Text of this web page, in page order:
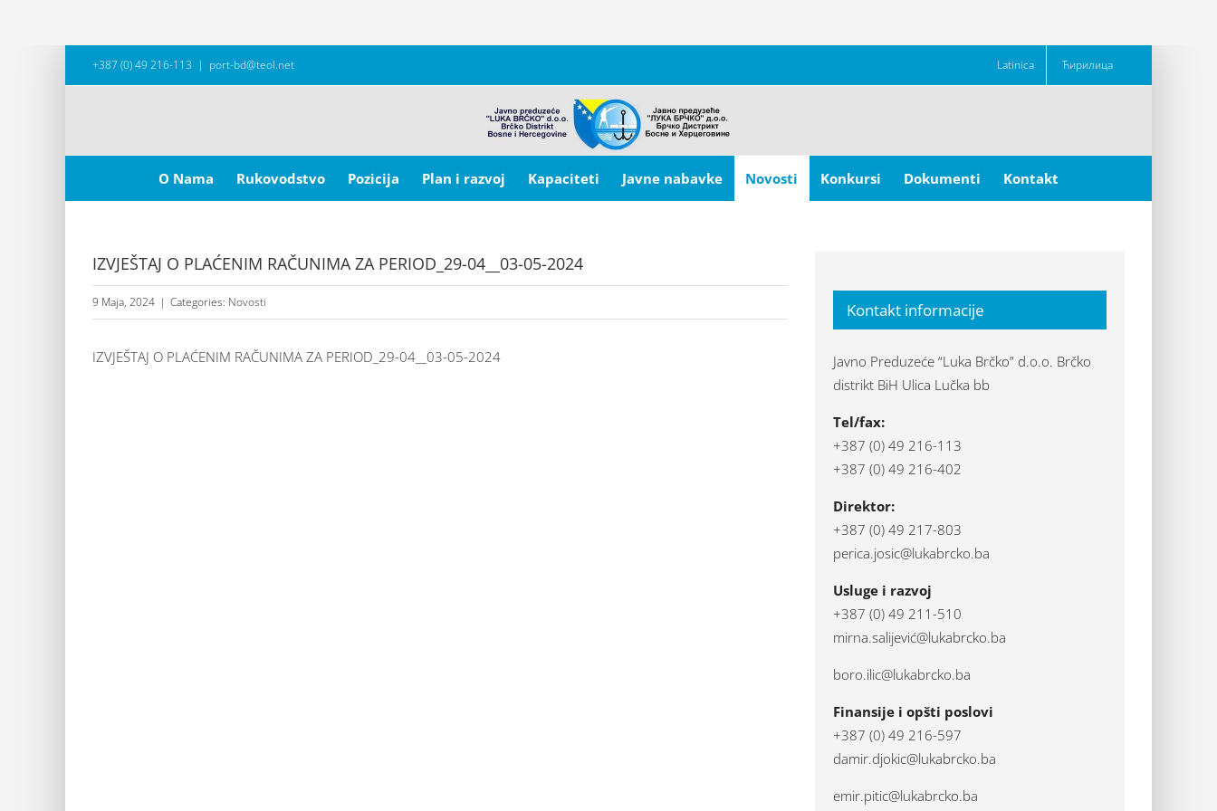
+387 (0) 49 216-113 | port-bd@teol.net Latinica Ћирилица
for:
O Nama
Rukovodstvo Pozicija Plan i razvoj Kapaciteti Javne nabavke Novosti Konkursi Dokumenti Kontakt
IZVJEŠTAJ O PLAĆENIM RAČUNIMA ZA PERIOD_29-04__03-05-2024
9 Maja, 2024 | Categories: Novosti
IZVJEŠTAJ O PLAĆENIM RAČUNIMA ZA PERIOD_29-04__03-05-2024
Kontakt informacije
Javno Preduzeće “Luka Brčko” d.o.o. Brčko
distrikt BiH Ulica Lučka bb
Tel/fax:
+387 (0) 49 216-113
+387 (0) 49 216-402
Direktor:
+387 (0) 49 217-803
perica.josic@lukabrcko.ba
Usluge i razvoj
+387 (0) 49 211-510
mirna.salijević@lukabrcko.ba
boro.ilic@lukabrcko.ba
Finansije i opšti poslovi
+387 (0) 49 216-597
damir.djokic@lukabrcko.ba
emir.pitic@lukabrcko.ba